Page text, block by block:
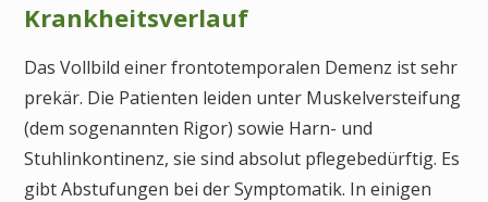
Krankheitsverlauf
Das Vollbild einer frontotemporalen Demenz ist sehr
prekär. Die Patienten leiden unter Muskelversteifung
(dem sogenannten Rigor) sowie Harn- und
Stuhlinkontinenz, sie sind absolut pflegebedürftig. Es
gibt Abstufungen bei der Symptomatik. In einigen